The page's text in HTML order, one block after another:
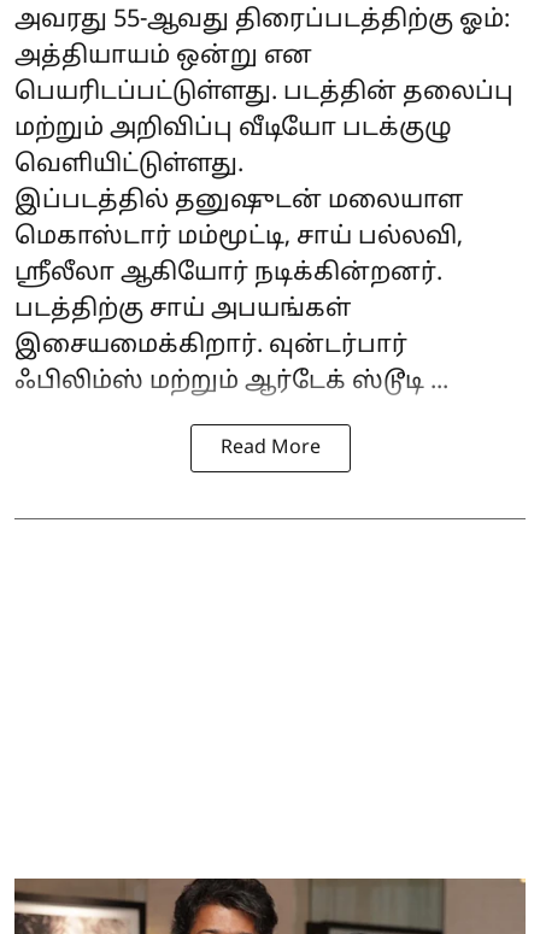
அவரது 55-ஆவது திரைப்படத்திற்கு ஓம்:
அத்தியாயம் ஒன்று என
பெயரிடப்பட்டுள்ளது. படத்தின் தலைப்பு
மற்றும் அறிவிப்பு வீடியோ படக்குழு
வெளியிட்டுள்ளது.
இப்படத்தில் தனுஷுடன் மலையாள
மெகாஸ்டார் மம்மூட்டி, சாய் பல்லவி,
ஸ்ரீலீலா ஆகியோர் நடிக்கின்றனர்.
படத்திற்கு சாய் அபயங்கள்
இசையமைக்கிறார். வுன்டர்பார்
ஃபிலிம்ஸ் மற்றும் ஆர்டேக் ஸ்டூடி ...
Read More